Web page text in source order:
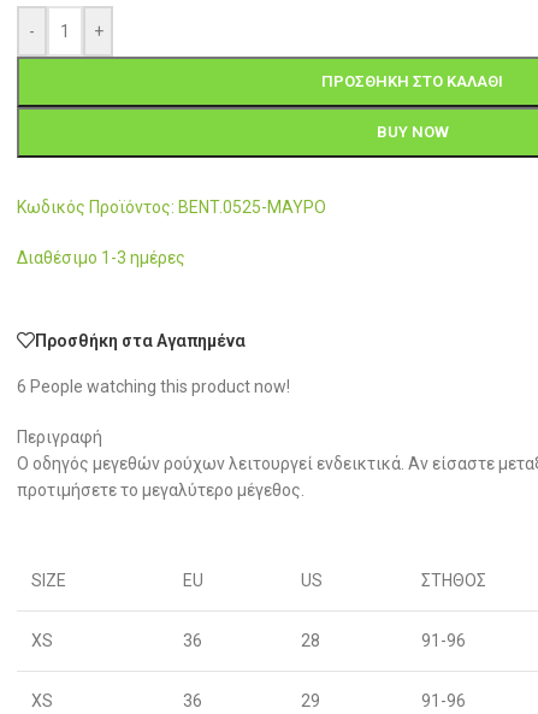
- +
ΠΡΟΣΘΉΚΗ ΣΤΟ ΚΑΛΆΘΙ
BUY NOW
Κωδικός Προϊόντος: BENT.0525-ΜΑΥΡΟ
Διαθέσιμο 1-3 ημέρες
Προσθήκη στα Αγαπημένα
6 People watching this product now!
Περιγραφή
Ο οδηγός μεγεθών ρούχων λειτουργεί ενδεικτικά. Αν είσαστε
προτιμήσετε το μεγαλύτερο μέγεθος.
SIZE EU US ΣΤΗΘΟΣ
XS 36 28 91-96
XS 36 29 91-96